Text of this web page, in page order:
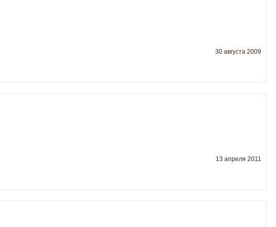
30 августа 2009
13 апреля 2011